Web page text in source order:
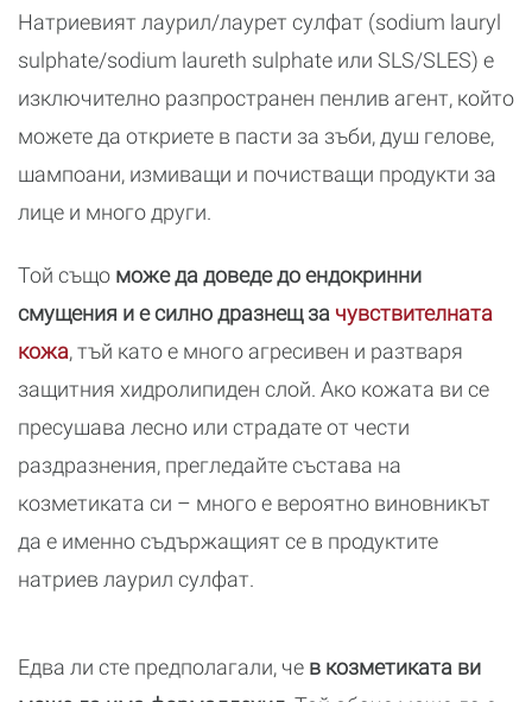
Натриевият лаурил/лаурет сулфат (sodium lauryl
sulphate/sodium laureth sulphate или SLS/SLES) е
изключително разпространен пенлив агент, който
можете да откриете в пасти за зъби, душ гелове,
шампоани, измиващи и почистващи продукти за
лице и много други.
Той също може да доведе до ендокринни
смущения и е силно дразнещ за чувствителната
кожа, тъй като е много агресивен и разтваря
защитния хидролипиден слой. Ако кожата ви се
пресушава лесно или страдате от чести
раздразнения, прегледайте състава на
козметиката си – много е вероятно виновникът
да е именно съдържащият се в продуктите
натриев лаурил сулфат.
Едва ли сте предполагали, че в козметиката ви